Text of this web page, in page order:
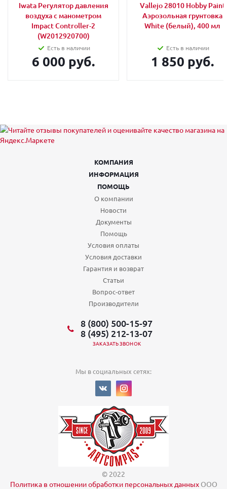
Iwata Регулятор давления
воздуха с манометром
Impact Controller-2
(W2012920700)
Есть в наличии
6 000 руб.
Vallejo 28010 Hobby Paint
Аэрозольная грунтовка
White (белый), 400 мл
Есть в наличии
1 850 руб.
КОМПАНИЯ
ИНФОРМАЦИЯ
ПОМОЩЬ
О компании
Новости
Документы
Помощь
Условия оплаты
Условия доставки
Гарантия и возврат
Статьи
Вопрос-ответ
Производители
8 (800) 500-15-97
8 (495) 212-13-07
ЗАКАЗАТЬ ЗВОНОК
Мы в социальных сетях:
© 2022
Политика в отношении обработки персональных данныхООО